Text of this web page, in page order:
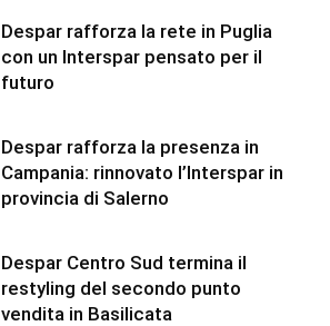
Despar rafforza la rete in Puglia
con un Interspar pensato per il
futuro
Despar rafforza la presenza in
Campania: rinnovato l’Interspar in
provincia di Salerno
Despar Centro Sud termina il
restyling del secondo punto
vendita in Basilicata